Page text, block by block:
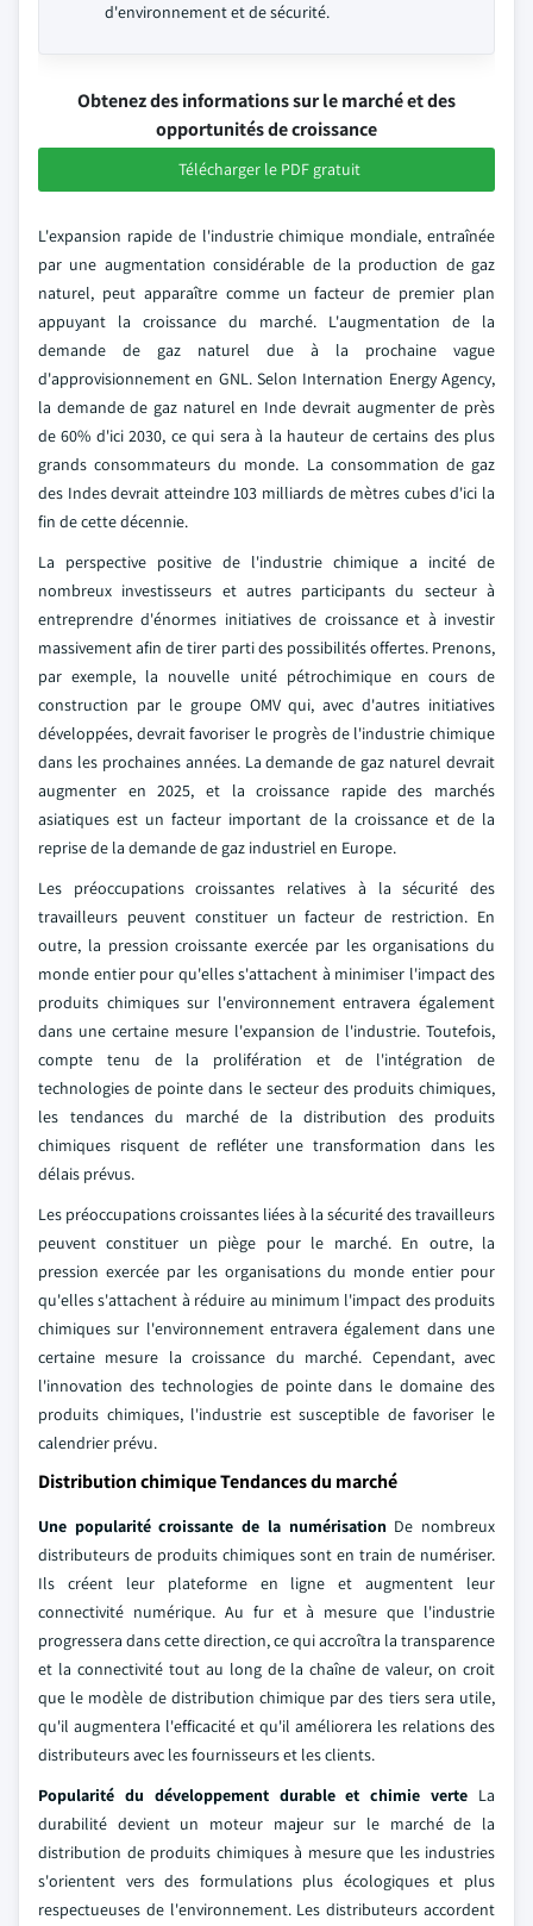
d'environnement et de sécurité.
Obtenez des informations sur le marché et des
opportunités de croissance
Télécharger le PDF gratuit
L'expansion rapide de l'industrie chimique mondiale, entraînée
par une augmentation considérable de la production de gaz
naturel, peut apparaître comme un facteur de premier plan
appuyant la croissance du marché. L'augmentation de la
demande de gaz naturel due à la prochaine vague
d'approvisionnement en GNL. Selon Internation Energy Agency,
la demande de gaz naturel en Inde devrait augmenter de près
de 60% d'ici 2030, ce qui sera à la hauteur de certains des plus
grands consommateurs du monde. La consommation de gaz
des Indes devrait atteindre 103 milliards de mètres cubes d'ici la
fin de cette décennie.
La perspective positive de l'industrie chimique a incité de
nombreux investisseurs et autres participants du secteur à
entreprendre d'énormes initiatives de croissance et à investir
massivement afin de tirer parti des possibilités offertes. Prenons,
par exemple, la nouvelle unité pétrochimique en cours de
construction par le groupe OMV qui, avec d'autres initiatives
développées, devrait favoriser le progrès de l'industrie chimique
dans les prochaines années. La demande de gaz naturel devrait
augmenter en 2025, et la croissance rapide des marchés
asiatiques est un facteur important de la croissance et de la
reprise de la demande de gaz industriel en Europe.
Les préoccupations croissantes relatives à la sécurité des
travailleurs peuvent constituer un facteur de restriction. En
outre, la pression croissante exercée par les organisations du
monde entier pour qu'elles s'attachent à minimiser l'impact des
produits chimiques sur l'environnement entravera également
dans une certaine mesure l'expansion de l'industrie. Toutefois,
compte tenu de la prolifération et de l'intégration de
technologies de pointe dans le secteur des produits chimiques,
les tendances du marché de la distribution des produits
chimiques risquent de refléter une transformation dans les
délais prévus.
Les préoccupations croissantes liées à la sécurité des travailleurs
peuvent constituer un piège pour le marché. En outre, la
pression exercée par les organisations du monde entier pour
qu'elles s'attachent à réduire au minimum l'impact des produits
chimiques sur l'environnement entravera également dans une
certaine mesure la croissance du marché. Cependant, avec
l'innovation des technologies de pointe dans le domaine des
produits chimiques, l'industrie est susceptible de favoriser le
calendrier prévu.
Distribution chimique Tendances du marché
Une popularité croissante de la numérisation De nombreux
distributeurs de produits chimiques sont en train de numériser.
Ils créent leur plateforme en ligne et augmentent leur
connectivité numérique. Au fur et à mesure que l'industrie
progressera dans cette direction, ce qui accroîtra la transparence
et la connectivité tout au long de la chaîne de valeur, on croit
que le modèle de distribution chimique par des tiers sera utile,
qu'il augmentera l'efficacité et qu'il améliorera les relations des
distributeurs avec les fournisseurs et les clients.
Popularité du développement durable et chimie verte La
durabilité devient un moteur majeur sur le marché de la
distribution de produits chimiques à mesure que les industries
s'orientent vers des formulations plus écologiques et plus
respectueuses de l'environnement. Les distributeurs accordent